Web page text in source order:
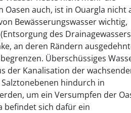
Oasen auch, ist in Ouargla nicht
Bewässerungswasser wichtig,
des
an deren Rändern
Überschüssiges
der Kanalisation der
hindurch in
um ein Versumpfen der
befindet sich dafür ein